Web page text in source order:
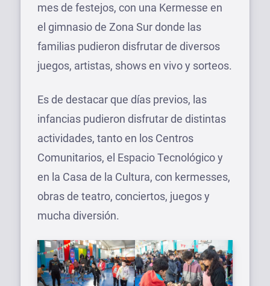
mes de festejos, con una Kermesse en
el gimnasio de Zona Sur donde las
familias pudieron disfrutar de diversos
juegos, artistas, shows en vivo y sorteos.
Es de destacar que días previos, las
infancias pudieron disfrutar de distintas
actividades, tanto en los Centros
Comunitarios, el Espacio Tecnológico y
en la Casa de la Cultura, con kermesses,
obras de teatro, conciertos, juegos y
mucha diversión.